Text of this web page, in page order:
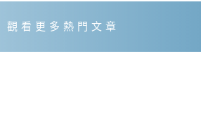
觀看更多熱門文章